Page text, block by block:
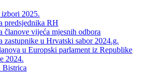
2025.
predsjednika RH
članove vijeća mjesnih odbora
zastupnike u Hrvatski sabor 2024.g.
u Europski parlament iz Republike
2024.
Bistrica